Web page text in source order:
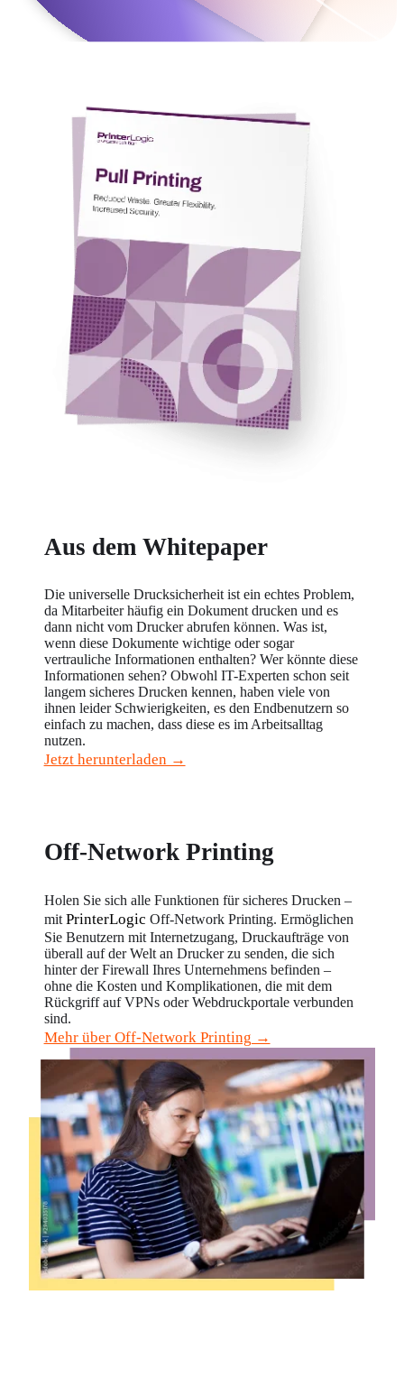
Aus dem Whitepaper
Die universelle Drucksicherheit ist ein echtes Problem,
da Mitarbeiter häufig ein Dokument drucken und es
dann nicht vom Drucker abrufen können. Was ist,
wenn diese Dokumente wichtige oder sogar
vertrauliche Informationen enthalten? Wer könnte diese
Informationen sehen? Obwohl IT-Experten schon seit
langem sicheres Drucken kennen, haben viele von
ihnen leider Schwierigkeiten, es den Endbenutzern so
einfach zu machen, dass diese es im Arbeitsalltag
nutzen.
Jetzt herunterladen →
Off-Network Printing
Holen Sie sich alle Funktionen für sicheres Drucken –
mit PrinterLogic Off-Network Printing. Ermöglichen
Sie Benutzern mit Internetzugang, Druckaufträge von
überall auf der Welt an Drucker zu senden, die sich
hinter der Firewall Ihres Unternehmens befinden –
ohne die Kosten und Komplikationen, die mit dem
Rückgriff auf VPNs oder Webdruckportale verbunden
sind.
Mehr über Off-Network Printing →